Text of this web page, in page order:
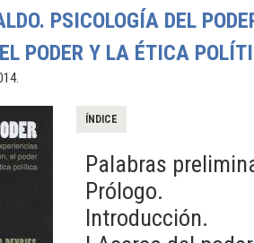
PSICOLOGÍA DEL
PODER Y LA ÉTICA
ÍNDICE
Palabras
Prólogo.
Introducción.